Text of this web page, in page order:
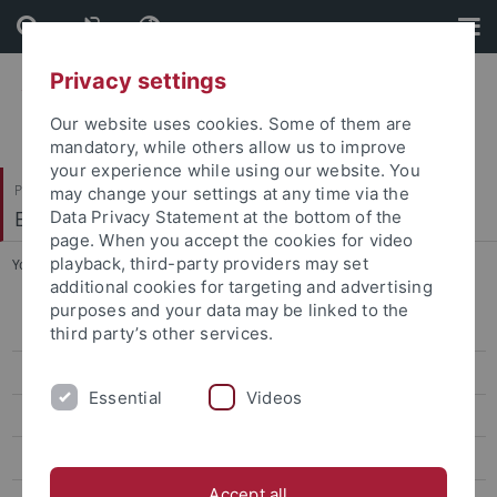
Skip
to
content
Skip
to
footer
Philosophische Fakultät
Ethnologie
You are here: Startseite ... Prof. Dr. Carola Lorea
Prof. Dr. Carola Lorea
Publications
Privacy settings
Our website uses cookies. Some of them are
mandatory, while others allow us to improve
your experience while using our website. You
may change your settings at any time via the
Data Privacy Statement at the bottom of the
page. When you accept the cookies for video
playback, third-party providers may set
additional cookies for targeting and advertising
purposes and your data may be linked to the
third party’s other services.
Essential Videos